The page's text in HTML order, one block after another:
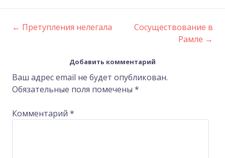
Post
navigation
← Претупления нелегала
Сосуществование в
Рамле →
Добавить комментарий
Ваш адрес email не будет опубликован.
Обязательные поля помечены *
Комментарий *